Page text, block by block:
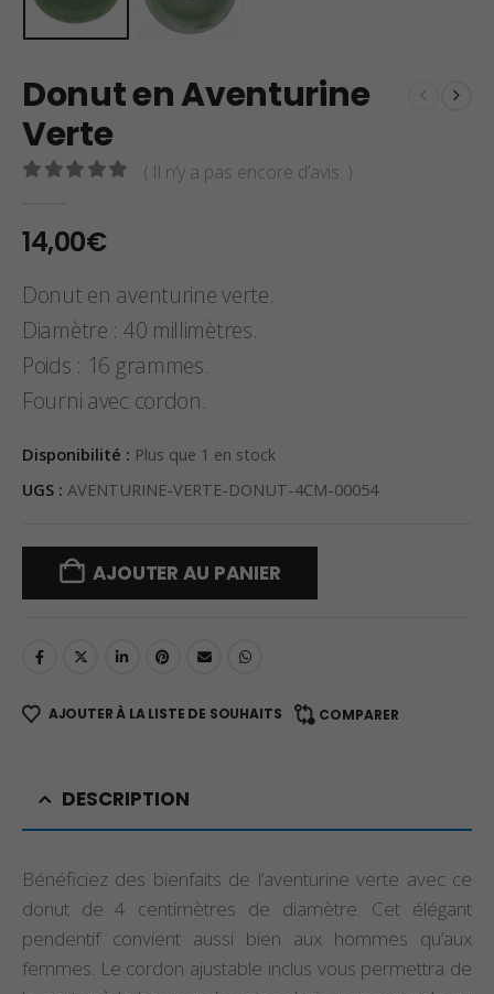
Donut en Aventurine
Verte
( Il n’y a pas encore d’avis. )
14,00€
Donut en aventurine verte.
Diamètre : 40 millimètres.
Poids : 16 grammes.
Fourni avec cordon.
Disponibilité : Plus que 1 en stock
UGS : AVENTURINE-VERTE-DONUT-4CM-00054
AJOUTER AU PANIER
AJOUTER À LA LISTE DE SOUHAITS COMPARER
DESCRIPTION
Bénéficiez des bienfaits de l’aventurine verte avec ce
donut de 4 centimètres de diamètre. Cet élégant
pendentif convient aussi bien aux hommes qu’aux
femmes. Le cordon ajustable inclus vous permettra de